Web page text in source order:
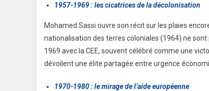
1957-1969 : les cicatrices de la décolonisation
Mohamed Sassi ouvre son récit sur les plaies
nationalisation des terres coloniales (1964) ne
1969 avec la CEE, souvent célébré comme une
dévoilent une élite partagée entre urgence
1970-1980 : le mirage de l’aide européenne
a pris part au Tunisia Digital Summit
les 22 et 23 avril 2026, en
vision d’une banque résolument
accessible et fortement orientée
client. En tant que sponsor
en faveur
Le samedi 18 avril
d’envergure s’est
devenue centrale
académiques : «
». Organisé en
décideurs autour d’un